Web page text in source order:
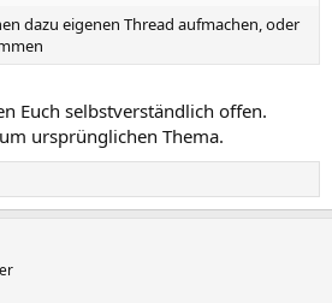
dazu eigenen Thread aufmachen, oder
Euch selbstverständlich offen.
ursprünglichen Thema.